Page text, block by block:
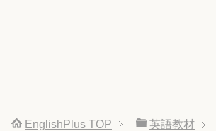
EnglishPlus TOP 英語教材